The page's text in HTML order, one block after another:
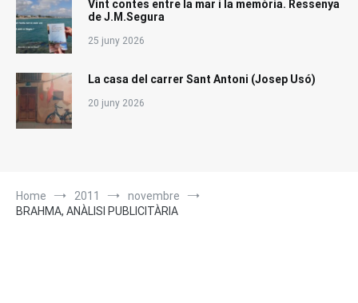
Vint contes entre la mar i la memòria. Ressenya
de J.M.Segura
25 juny 2026
La casa del carrer Sant Antoni (Josep Usó)
20 juny 2026
Home 2011
novembre
BRAHMA, ANÀLISI PUBLICITÀRIA